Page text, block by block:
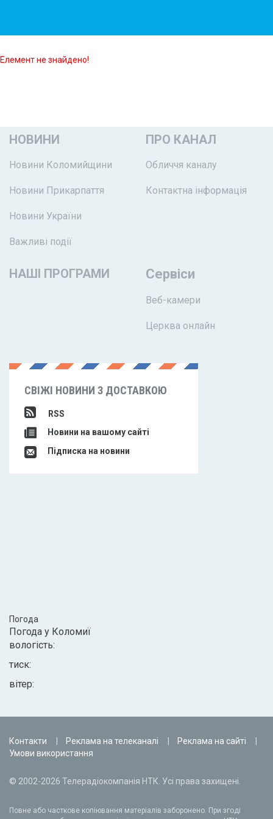
Елемент не знайдено!
НОВИНИ
Новини Коломийщини
Новини Прикарпаття
Новини України
Важливі події
ПРО КАНАЛ
Обличчя каналу
Контактна інформація
НАШІ ПРОГРАМИ Сервіси
Веб-камери
Церква онлайн
СВІЖІ НОВИНИ З ДОСТАВКОЮ
RSS
Новини на вашому сайті
Підписка на новини
Погода
Погода у Коломиї
вологість:
тиск:
вітер:
Контакти Реклама на телеканалі
Реклама на сайті
Умови використання
© 2002-2026 Телерадіокомпанія НТК. Усі права захищені.
Повне або часткове копіювання матеріалів заборонено. При згоді